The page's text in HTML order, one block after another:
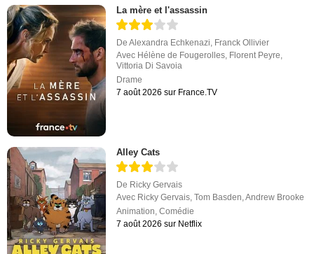
La mère et l'assassin
DeAlexandra Echkenazi Franck Ollivier
Avec Hélène de Fougerolles Florent Peyre
Vittoria Di Savoia
Drame
7 août 2026 sur France.TV
Alley Cats
De Ricky Gervais
Avec Ricky Gervais,Tom Basden,Andrew Brooke
Animation,Comédie
7 août 2026 sur Netflix